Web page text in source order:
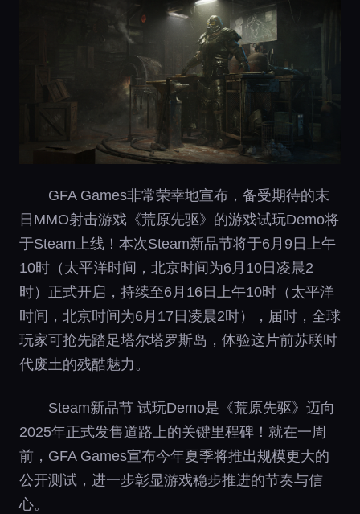
GFA Games非常荣幸地宣布，备受期待的末
日MMO射击游戏《荒原先驱》的游戏试玩Demo将
于Steam上线！本次Steam新品节将于6月9日上午
10时（太平洋时间，北京时间为6月10日凌晨2
时）正式开启，持续至6月16日上午10时（太平洋
时间，北京时间为6月17日凌晨2时），届时，全球
玩家可抢先踏足塔尔塔罗斯岛，体验这片前苏联时
代废土的残酷魅力。
Steam新品节 试玩Demo是《荒原先驱》迈向
2025年正式发售道路上的关键里程碑！就在一周
前，GFA Games宣布今年夏季将推出规模更大的
公开测试，进一步彰显游戏稳步推进的节奏与信
心。